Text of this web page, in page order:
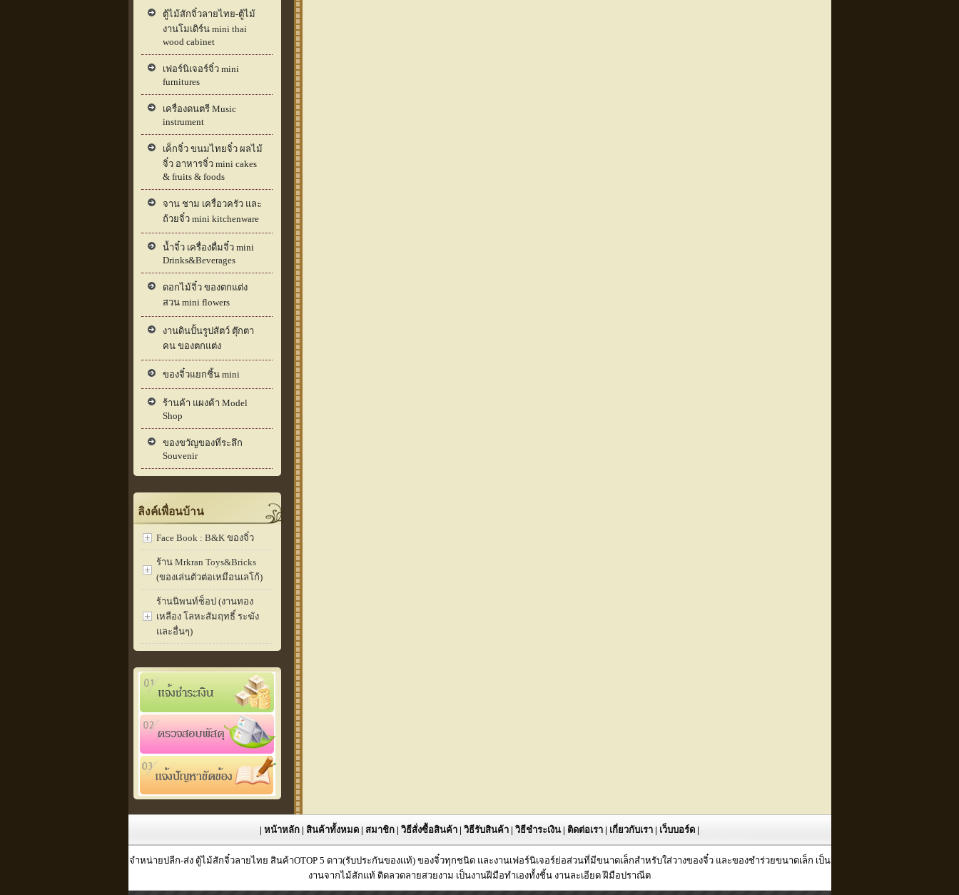
ตู้ไม้สักจิ๋วลายไทย-ตู้ไม้
งานโมเดิร์น mini thai
wood cabinet
เฟอร์นิเจอร์จิ๋ว mini
furnitures
เครื่องดนตรี Music
instrument
เค็กจิ๋ว ขนมไทยจิ๋ว ผลไม้
จิ๋ว อาหารจิ๋ว mini cakes
& fruits & foods
จาน ชาม เครื่อวครัว และ
ถ้วยจิ๋ว mini kitchenware
น้ำจิ๋ว เครื่องดื่มจิ๋ว mini
Drinks&Beverages
ดอกไม้จิ๋ว ของตกแต่ง
สวน mini flowers
งานดินปั้นรูปสัตว์ ตุ๊กตา
คน ของตกแต่ง
ของจิ๋วแยกชิ้น mini
ร้านค้า แผงค้า Model
Shop
ของขวัญของที่ระลึก
Souvenir
ลิงค์เพื่อนบ้าน
Face Book : B&K ของจิ๋ว
ร้าน Mrkran Toys&Bricks
(ของเล่นตัวต่อเหมือนเลโก้)
ร้านนิพนท์ช็อป (งานทอง
เหลือง โลหะสัมฤทธิ์ ระฆัง
และอื่นๆ)
| หน้าหลัก | สินค้าทั้งหมด | สมาชิก | วิธีสั่งซื้อสินค้า | วิธีรับสินค้า | วิธีชำระเงิน | ติดต่อเรา | เกี่ยวกับเรา | เว็บบอร์ด |
จำหน่ายปลีก-ส่ง ตู้ไม้สักจิ๋วลายไทย สินค้าOTOP 5 ดาว(รับประกันของแท้) ของจิ๋วทุกชนิด และงานเฟอร์นิเจอร์ย่อส่วนที่มีขนาดเล็กสำหรับใส่วางของจิ๋ว และของชำร่วยขนาดเล็ก เป็น
งานจากไม้สักแท้ ติดลวดลายสวยงาม เป็นงานฝีมือทำเองทั้งชิ้น งานละเอียด ฝีมือปราณีต